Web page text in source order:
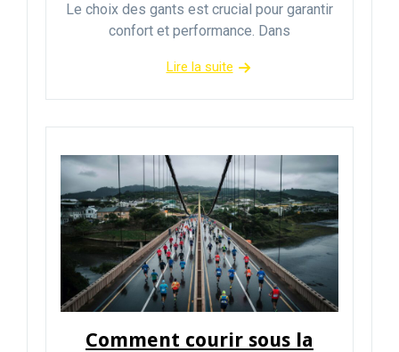
Le choix des gants est crucial pour garantir
confort et performance. Dans
Lire la suite
Comment courir sous la